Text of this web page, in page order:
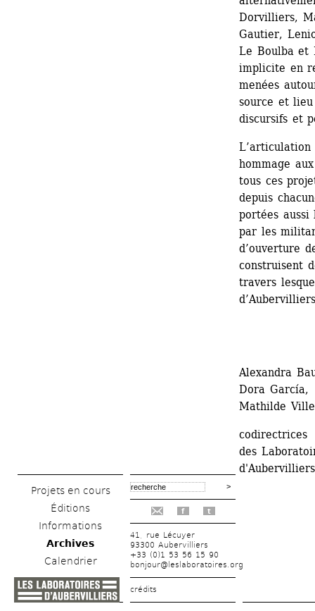
Projets en cours
Éditions
Informations
Archives
Calendrier
f t
41, rue Lécuyer
93300 Aubervilliers
+33 (0)1 53 56 15 90
bonjour@leslaboratoires.org
crédits
Dorvilliers,
Gautier,
Le Boulba et
implicite en
menées
source et
discursifs et
L’articulation
hommage
tous ces
depuis
portées
par les
d’ouverture
construisent
travers
Alexandra
Dora García,
Mathilde
codirectrices
des
d'Aubervilliers